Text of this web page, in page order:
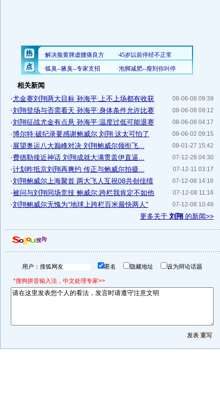
相关新闻
08-06-08 09:39
·尤金赛刘翔两大目标 孙海平:上不上场都有收获
08-06-08 09:12
·刘翔登场与否需看天 孙海平:身体条件允许比赛
08-06-08 04:17
·刘翔征战尤金有点悬 孙海平:温度过低可能退赛
08-06-02 09:15
·博尔特:破纪录要感谢鲍威尔 刘翔:这太可怕了
08-01-27 15:42
· 展望奥运八大巅峰对决 刘翔鲍威尔领衔飞...
07-12-28 04:30
·费德勒接近神话 刘翔成就大满贯盖伊直逼...
07-12-11 03:17
·计划昨抵京刘翔再爽约 传正与鲍威尔拍摄...
07-12-08 14:16
·刘翔鲍威尔上海聚首 两大飞人互祝08共创佳绩
07-12-08 11:16
·被问与刘翔同场竞技 鲍威尔:跨栏我肯定不如他
07-12-08 10:48
·刘翔鲍威尔无愧为"地球上跨栏百米最快两人"
更多关于 刘翔 的新闻>>
用户： 匿名 隐藏地址 设为辩论话题
*搜狗拼音输入法，中文处理专家>>